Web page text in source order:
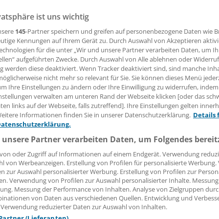
wenn Patienten ausfällig oder beleidigend werden? Mit
Sven Blumenrath. Er gibt Tipps, wie sich Praxisteams
vorbereiten können.
Leserin, lieber Leser,
Beitrag können Sie lesen, sobald Sie sich
Jetzt anmelden »
Kostenlos
vergessen?
Problem beim Login?
ist mit wenigen Klicks erledigt und kostenlos.
des kostenlosen Login:
Analysen, Hintergründe und Infografiken
Interviews und Praxis-Tipps
ist uns wichtig
145-Partner speichern und greifen auf personenbezogene Daten wie
Kennungen auf Ihrem Gerät zu. Durch Auswahl von Akzeptieren
für die unter „Wir und unsere Partner verarbeiten Daten, um
aufgeführten Zwecke. Durch Auswahl von Alle ablehnen oder
werden diese deaktiviert. Wenn Tracker deaktiviert sind, sind manche
nicht mehr so relevant für Sie. Sie können dieses Menü
Ihre Einstellungen zu ändern oder Ihre Einwilligung zu widerrufen,
verwalten am unteren Rand der Webseite klicken [oder das
links auf der Webseite, falls zutreffend]. Ihre Einstellungen gelten
Informationen finden Sie in unserer Datenschutzerklärung. Details
Partner verarbeiten Daten, um Folgendes
oder Zugriff auf Informationen auf einem Endgerät. Verwendung
von Werbeanzeigen. Erstellung von Profilen für personalisierte
zur Auswahl personalisierter Werbung. Erstellung von Profilen zur
Verwendung von Profilen zur Auswahl personalisierter Inhalte.
Messung der Performance von Inhalten. Analyse von Zielgruppen
von Daten aus verschiedenen Quellen. Entwicklung und
reduzierter Daten zur Auswahl von Inhalten.